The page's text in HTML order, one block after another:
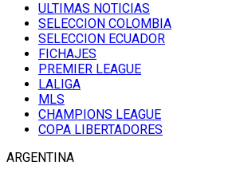
ULTIMAS NOTICIAS
SELECCION COLOMBIA
SELECCION ECUADOR
FICHAJES
PREMIER LEAGUE
LALIGA
MLS
CHAMPIONS LEAGUE
COPA LIBERTADORES
ARGENTINA